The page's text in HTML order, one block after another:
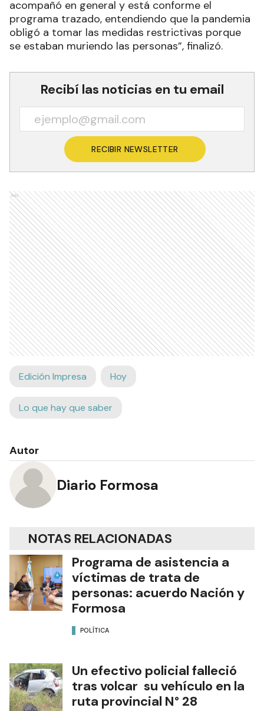
acompañó en general y está conforme el
programa trazado, entendiendo que la pandemia
obligó a tomar las medidas restrictivas porque
se estaban muriendo las personas”, finalizó.
Recibí las noticias en tu email
RECIBIR NEWSLETTER
Ads
Edición Impresa Hoy
Lo que hay que saber
Autor
Diario Formosa
NOTAS RELACIONADAS
Programa de asistencia a
víctimas de trata de
personas: acuerdo Nación y
Formosa
POLÍTICA
Un efectivo policial falleció
tras volcar su vehículo en la
ruta provincial N° 28